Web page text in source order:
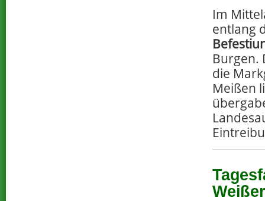
Im
entlang
Burgen.
die
Meißen